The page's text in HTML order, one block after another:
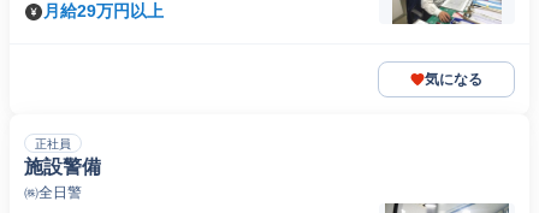
月給29万円以上
気になる
正社員
施設警備
㈱全日警